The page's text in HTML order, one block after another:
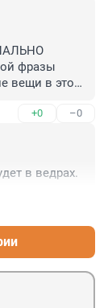
фразы
вещи в этой
+0 –0
в ведрах.